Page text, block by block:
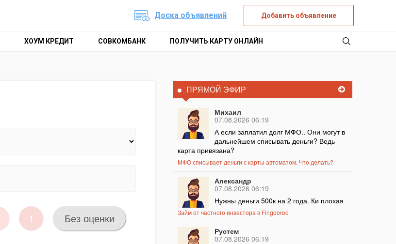
Доска объявлений Добавить объявление
ХОУМ КРЕДИТ СОВКОМБАНК ПОЛУЧИТЬ КАРТУ ОНЛАЙН
1 Без оценки
ПРЯМОЙ ЭФИР
Михаил
07.08.2026 06:19
А если заплатил долг МФО.. Они могут в
дальнейшем списывать деньги? Ведь
карта привязана?
МФО списывает деньги с карты автоматом. Что делать?
Александр
07.08.2026 06:19
Нужны деньги 500к на 2 года. Ки плохая
Займ от частного инвестора в Fingooroo
Рустем
07.08.2026 06:19